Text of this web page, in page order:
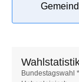
Wahlstatistik
Bundestagswahl